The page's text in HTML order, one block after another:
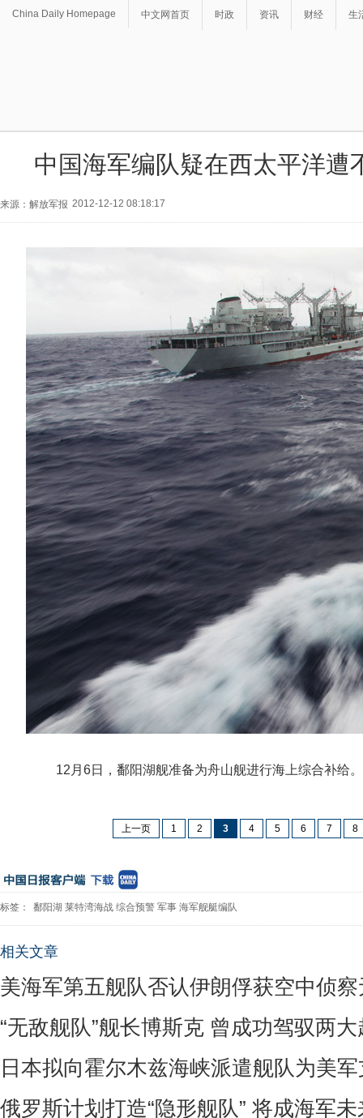
China Daily Homepage 中文网首页 时政 资讯 财经 生
中国海军编队疑在西太平洋遭
来源：解放军报 2012-12-12 08:18:17
12月6日，鄱阳湖舰准备为舟山舰进行海上综合补给。
上一页 1 2 3 4 5 6 7 8
标签： 鄱阳湖 莱特湾海战 综合预警 军事 海军舰艇编队
相关文章
美海军第五舰队否认伊朗俘获空中侦
“无敌舰队”舰长博斯克 曾成功驾驭两
日本拟向霍尔木兹海峡派遣舰队为美
俄罗斯计划打造“隐形舰队” 将成海军